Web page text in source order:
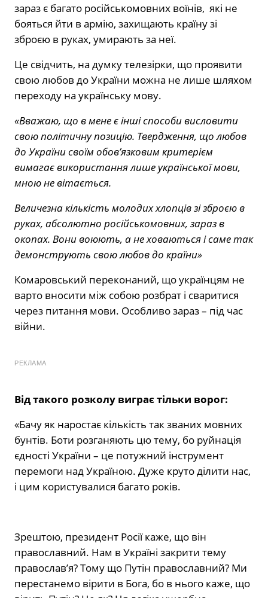
зараз є багато російськомовних воїнів, які не
бояться йти в армію, захищають країну зі
зброєю в руках, умирають за неї.
Це свідчить, на думку телезірки, що проявити
свою любов до України можна не лише шляхом
переходу на українську мову.
«Вважаю, що в мене є інші способи висловити
свою політичну позицію. Твердження, що любов
до України своїм обов’язковим критерієм
вимагає використання лише української мови,
мною не вітається.
Величезна кількість молодих хлопців зі зброєю в
руках, абсолютно російськомовних, зараз в
окопах. Вони воюють, а не ховаються і саме так
демонструють свою любов до країни»
Комаровський переконаний, що українцям не
варто вносити між собою розбрат і сваритися
через питання мови. Особливо зараз – під час
війни.
РЕКЛАМА
Від такого розколу виграє тільки ворог:
«Бачу як наростає кількість так званих мовних
бунтів. Боти розганяють цю тему, бо руйнація
єдності України – це потужний інструмент
перемоги над Україною. Дуже круто ділити нас,
і цим користувалися багато років.
Зрештою, президент Росії каже, що він
православний. Нам в Україні закрити тему
православ’я? Тому що Путін православний? Ми
перестанемо вірити в Бога, бо в нього каже, що